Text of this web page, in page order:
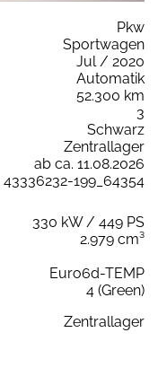
Pkw
Sportwagen
Jul / 2020
Automatik
52.300 km
3
Schwarz
Zentrallager
ab ca. 11.08.2026
43336232-199_64354
330 kW / 449 PS
2.979 cm³
Euro6d-TEMP
4 (Green)
Zentrallager